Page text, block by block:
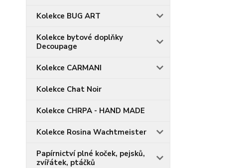
Kolekce BUG ART
Kolekce bytové doplňky
Decoupage
Kolekce CARMANI
Kolekce Chat Noir
Kolekce CHRPA - HAND MADE
Kolekce Rosina Wachtmeister
Papírnictví plné koček, pejsků,
zvířátek, ptáčků